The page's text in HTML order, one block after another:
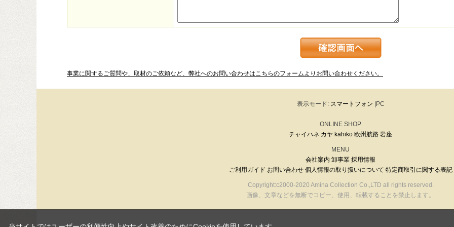
事業に関するご質問や、取材のご依頼など、弊社へのお問い合わせはこちらのフォームよりお問い合わせください。
表示モード: スマートフォン |PC
ONLINE SHOP
チャイハネ カヤ kahiko 欧州航路 岩座
MENU
会社案内 卸事業 採用情報
ご利用ガイド お問い合わせ 個人情報の取り扱いについて 特定商取引に関する表記
Copyright:c2000-2020 Amina Collection Co.,LTD all rights reserved.
画像、文章などを無断でコピー、使用、転載することを禁止します。